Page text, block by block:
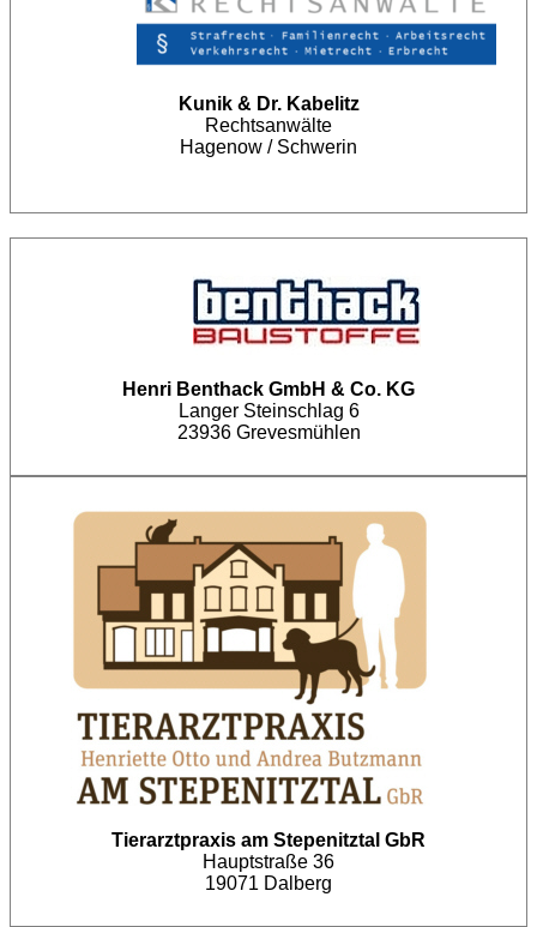
Kunik & Dr. Kabelitz
Rechtsanwälte
Hagenow / Schwerin
Henri Benthack GmbH & Co. KG
Langer Steinschlag 6
23936 Grevesmühlen
Tierarztpraxis am Stepenitztal GbR
Hauptstraße 36
19071 Dalberg